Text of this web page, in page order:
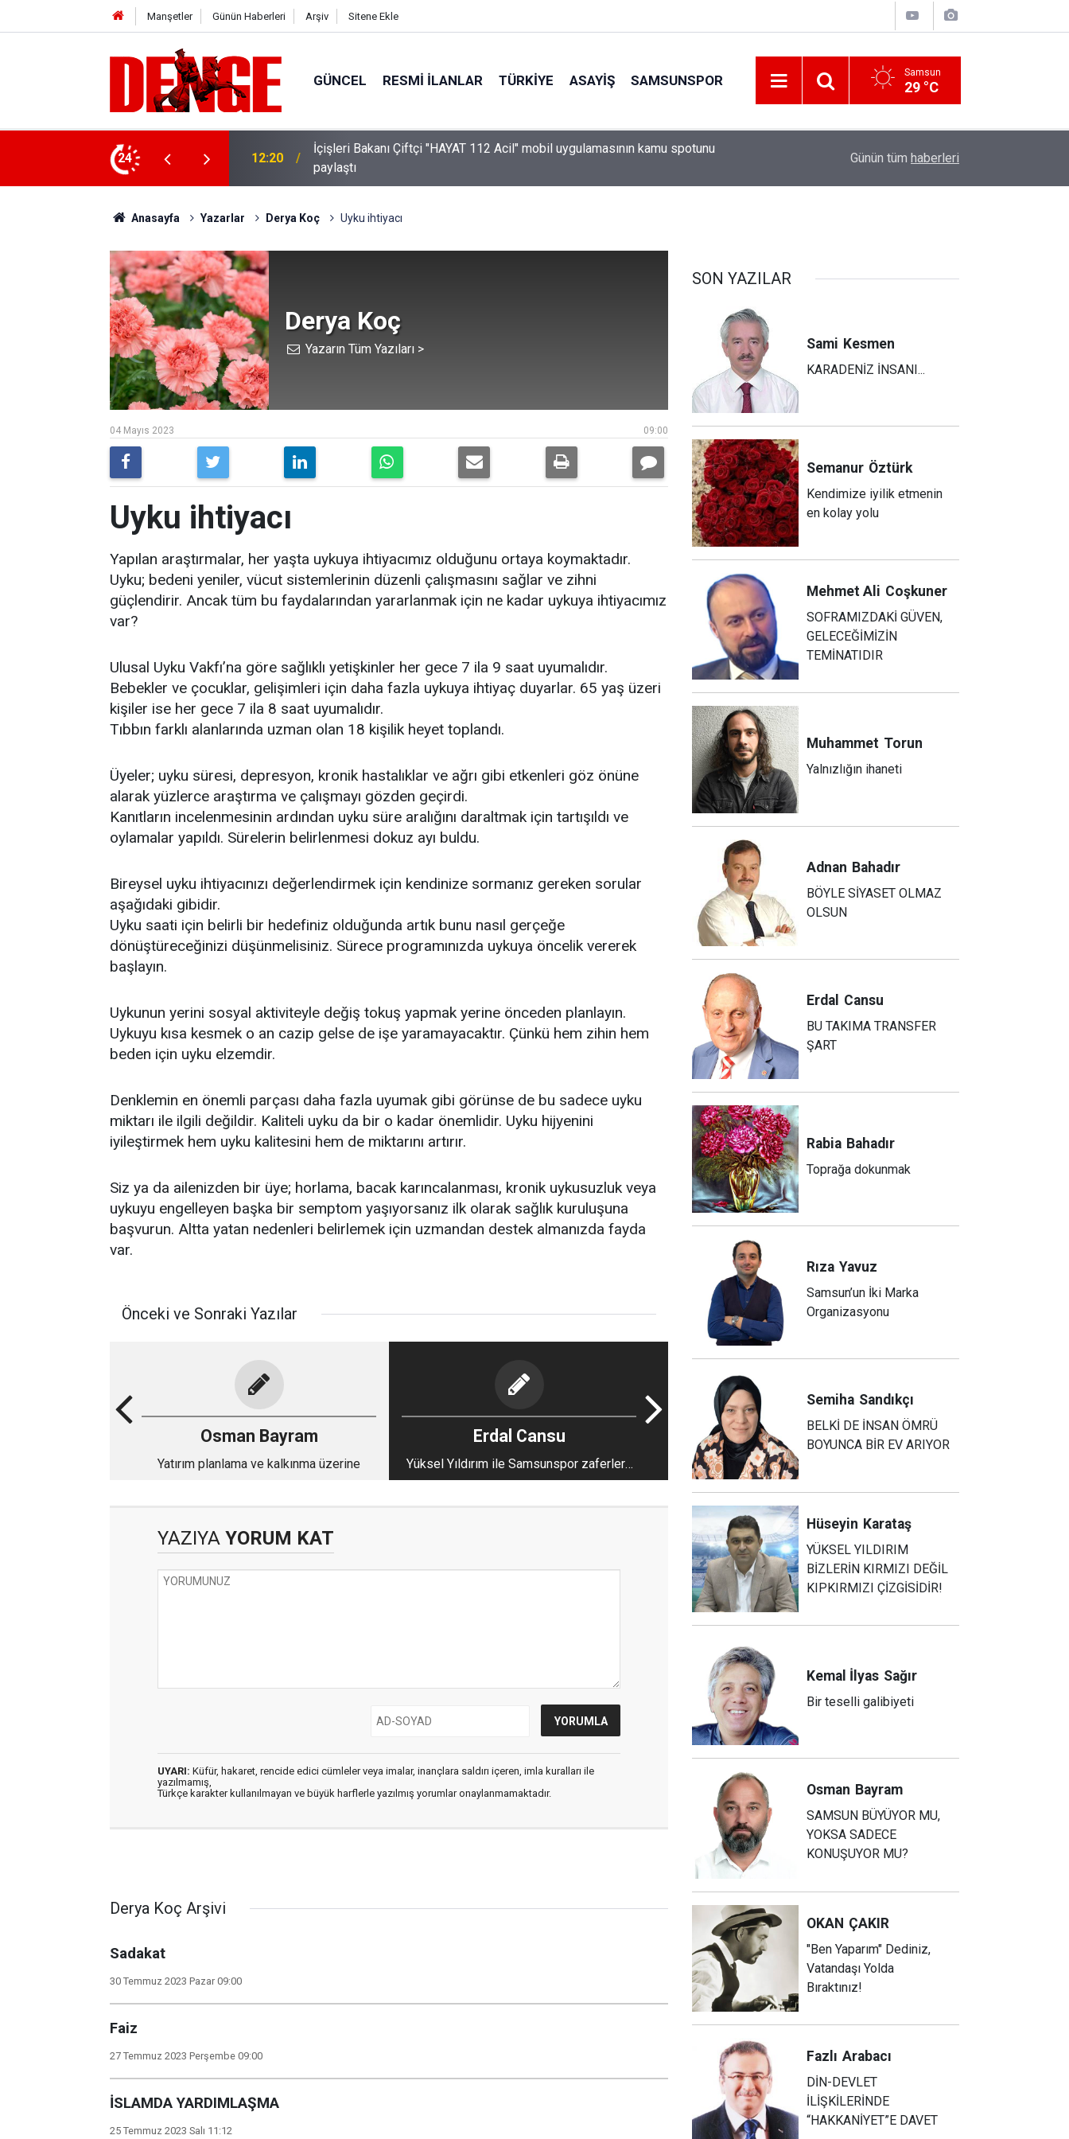
Manşetler Günün Haberleri Arşiv Sitene Ekle
GÜNCEL RESMI İLANLAR TÜRKİYE ASAYİŞ SAMSUNSPOR Samsun
29 °C
24
mobil uygulamasının kamu spotunu
11:56 Teklif reddedildi Yeni Parti Havza’da teşkilatını kurdu
Günün tüm haberleri
Anasayfa Yazarlar Derya Koç Uyku ihtiyacı
Derya Koç
Yazarın Tüm Yazıları >
09:00
04 Mayıs 2023
Uyku ihtiyacı
Yapılan araştırmalar, her yaşta uykuya ihtiyacımız olduğunu ortaya koymaktadır.
Uyku; bedeni yeniler, vücut sistemlerinin düzenli çalışmasını sağlar ve zihni
güçlendirir. Ancak tüm bu faydalarından yararlanmak için ne kadar uykuya ihtiyacımız
var?
Ulusal Uyku Vakfı’na göre sağlıklı yetişkinler her gece 7 ila 9 saat uyumalıdır.
Bebekler ve çocuklar, gelişimleri için daha fazla uykuya ihtiyaç duyarlar. 65 yaş üzeri
kişiler ise her gece 7 ila 8 saat uyumalıdır.
Tıbbın farklı alanlarında uzman olan 18 kişilik heyet toplandı.
Üyeler; uyku süresi, depresyon, kronik hastalıklar ve ağrı gibi etkenleri göz önüne
alarak yüzlerce araştırma ve çalışmayı gözden geçirdi.
Kanıtların incelenmesinin ardından uyku süre aralığını daraltmak için tartışıldı ve
oylamalar yapıldı. Sürelerin belirlenmesi dokuz ayı buldu.
Bireysel uyku ihtiyacınızı değerlendirmek için kendinize sormanız gereken sorular
aşağıdaki gibidir.
Uyku saati için belirli bir hedefiniz olduğunda artık bunu nasıl gerçeğe
dönüştüreceğinizi düşünmelisiniz. Sürece programınızda uykuya öncelik vererek
başlayın.
Uykunun yerini sosyal aktiviteyle değiş tokuş yapmak yerine önceden planlayın.
Uykuyu kısa kesmek o an cazip gelse de işe yaramayacaktır. Çünkü hem zihin hem
beden için uyku elzemdir.
Denklemin en önemli parçası daha fazla uyumak gibi görünse de bu sadece uyku
miktarı ile ilgili değildir. Kaliteli uyku da bir o kadar önemlidir. Uyku hijyenini
iyileştirmek hem uyku kalitesini hem de miktarını artırır.
Siz ya da ailenizden bir üye; horlama, bacak karıncalanması, kronik uykusuzluk veya
uykuyu engelleyen başka bir semptom yaşıyorsanız ilk olarak sağlık kuruluşuna
başvurun. Altta yatan nedenleri belirlemek için uzmandan destek almanızda fayda
var.
Önceki ve Sonraki Yazılar
Osman Bayram
Yatırım planlama ve kalkınma üzerine
Erdal Cansu
Yüksel Yıldırım ile Samsunspor zaferlere
uçuyor
YAZIYA YORUM KAT
UYARI: Küfür, hakaret, rencide edici cümleler veya imalar, inançlara saldırı içeren, imla kuralları ile
yazılmamış,
Türkçe karakter kullanılmayan ve büyük harflerle yazılmış yorumlar onaylanmamaktadır.
Derya Koç Arşivi
Sadakat
30 Temmuz 2023 Pazar 09:00
Faiz
27 Temmuz 2023 Perşembe 09:00
İSLAMDA YARDIMLAŞMA
25 Temmuz 2023 Salı 11:12
SON YAZILAR
Sami Kesmen
KARADENİZ İNSANI...
Semanur Öztürk
Kendimize iyilik etmenin
en kolay yolu
Mehmet Ali Coşkuner
SOFRAMIZDAKİ GÜVEN,
GELECEĞİMİZİN
TEMİNATIDIR
Muhammet Torun
Yalnızlığın ihaneti
Adnan Bahadır
BÖYLE SİYASET OLMAZ
OLSUN
Erdal Cansu
BU TAKIMA TRANSFER
ŞART
Rabia Bahadır
Toprağa dokunmak
Rıza Yavuz
Samsun’un İki Marka
Organizasyonu
Semiha Sandıkçı
BELKİ DE İNSAN ÖMRÜ
BOYUNCA BİR EV ARIYOR
Hüseyin Karataş
YÜKSEL YILDIRIM
BİZLERİN KIRMIZI DEĞİL
KIPKIRMIZI ÇİZGİSİDİR!
Kemal İlyas Sağır
Bir teselli galibiyeti
Osman Bayram
SAMSUN BÜYÜYOR MU,
YOKSA SADECE
KONUŞUYOR MU?
OKAN ÇAKIR
"Ben Yaparım" Dediniz,
Vatandaşı Yolda
Bıraktınız!
Fazlı Arabacı
DİN-DEVLET
İLİŞKİLERİNDE
“HAKKANİYET”E DAVET